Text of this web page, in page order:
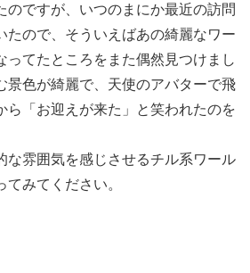
のですが、いつのまにか最近の訪問
たので、そういえばあの綺麗なワー
ってたところをまた偶然見つけまし
景色が綺麗で、天使のアバターで飛
ら「お迎えが来た」と笑われたのを
な雰囲気を感じさせるチル系ワール
てみてください。